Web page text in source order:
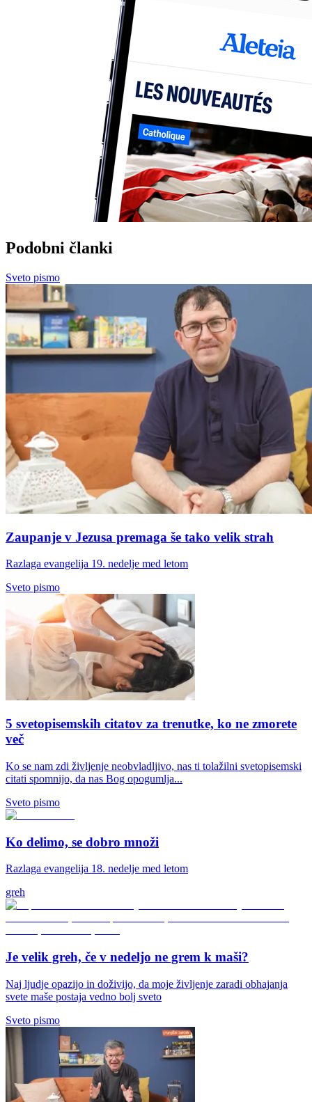
Podobni članki
Sveto pismo
Zaupanje v Jezusa premaga še tako velik strah
Razlaga evangelija 19. nedelje med letom
Sveto pismo
5 svetopisemskih citatov za trenutke, ko ne zmorete
več
Ko se nam zdi življenje neobvladljivo, nas ti tolažilni svetopisemski
citati spomnijo, da nas Bog opogumlja...
Sveto pismo
Ko delimo, se dobro množi
Razlaga evangelija 18. nedelje med letom
greh
Je velik greh, če v nedeljo ne grem k maši?
Naj ljudje opazijo in doživijo, da moje življenje zaradi obhajanja
svete maše postaja vedno bolj sveto
Sveto pismo